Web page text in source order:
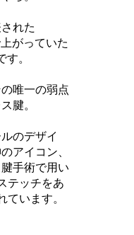
れた
がっていた
。
唯一の弱点
腱。
のデザイ
アイコン、
手術で用い
テッチをあ
ています。